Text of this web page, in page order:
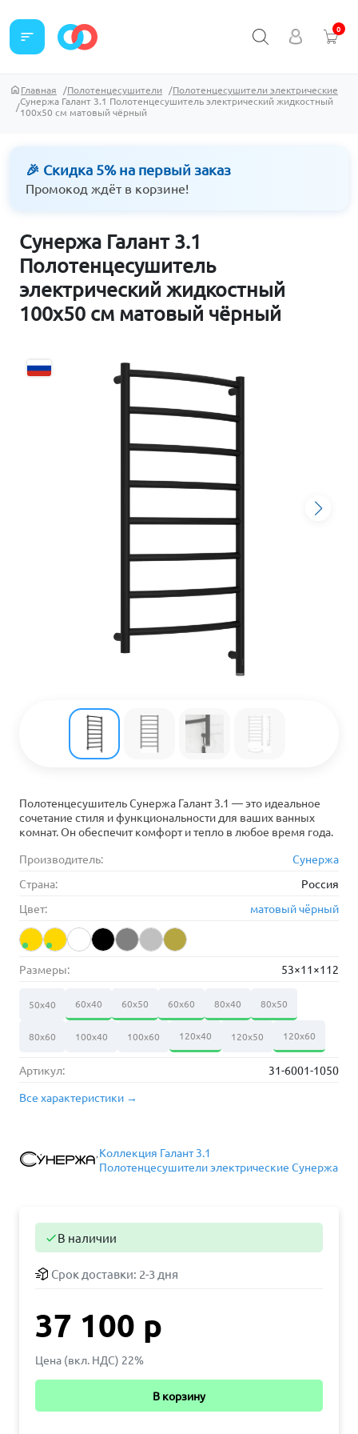
sort 0
Главная Полотенцесушители
Полотенцесушители электрические
Сунержа Галант 3.1 Полотенцесушитель электрический жидкостный
100х50 см матовый чёрный
🎉 Скидка 5% на первый заказ
Промокод ждёт в корзине!
Сунержа Галант 3.1
Полотенцесушитель
электрический жидкостный
100х50 см матовый чёрный
Полотенцесушитель Сунержа Галант 3.1 — это идеальное
сочетание стиля и функциональности для ваших ванных
комнат. Он обеспечит комфорт и тепло в любое время года.
Производитель:
Сунержа
Страна:
Россия
Цвет:
матовый чёрный
Размеры: 53×11×112
50х40 60х40 60х50 60х60 80х40 80х50
80х60 100х40 100х60 120х40 120х50 120х60
Артикул:
31-6001-1050
Все характеристики →
Коллекция Галант 3.1
Полотенцесушители электрические Сунержа
В наличии
Срок доставки: 2-3 дня
37 100 р
Цена (вкл. НДС) 22%
В корзину